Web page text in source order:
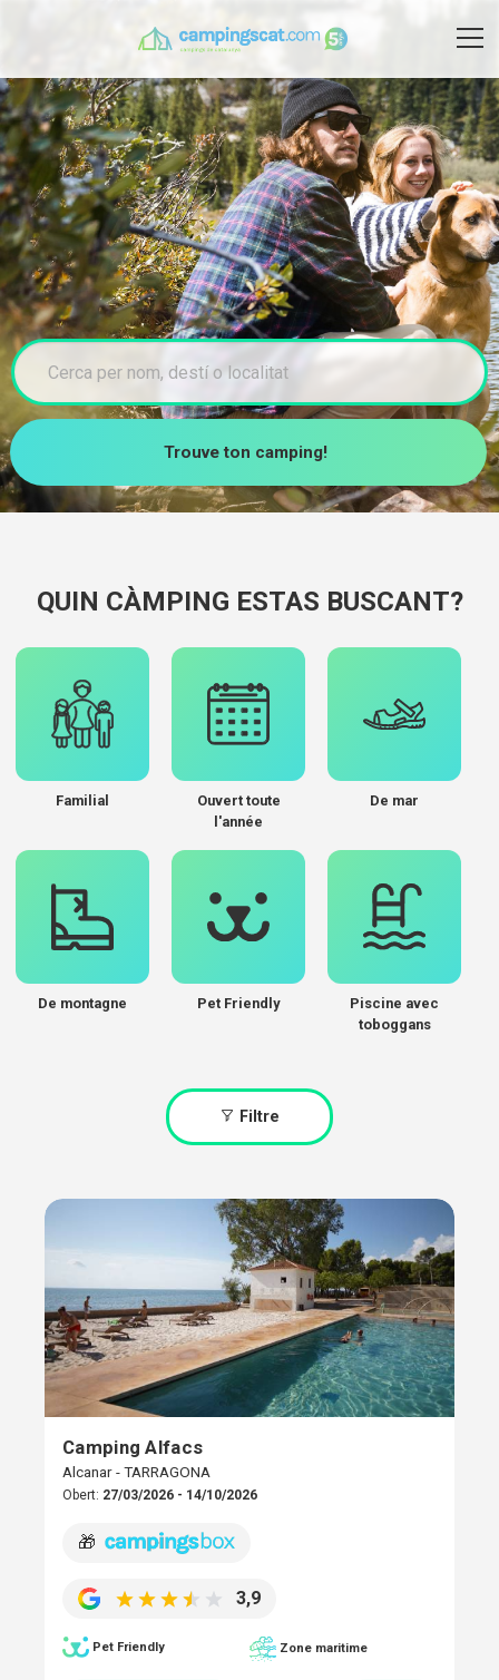
Trouve ton camping!
QUIN CÀMPING ESTAS BUSCANT?
Familial
Ouvert toute
l'année
De mar
De montagne Pet Friendly
Piscine avec
toboggans
Filtre
Camping Alfacs
Alcanar - TARRAGONA
Obert: 27/03/2026 - 14/10/2026
🎁
3,9
Pet Friendly Zone maritime